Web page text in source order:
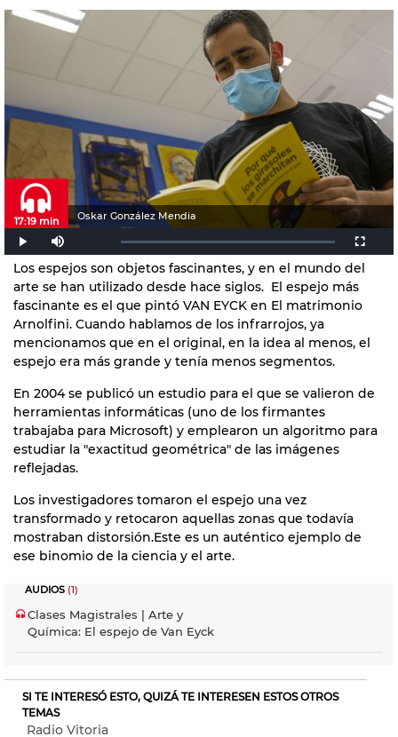
Oskar González Mendia
17:19 min
Los espejos son objetos fascinantes, y en el mundo del
arte se han utilizado desde hace siglos. El espejo más
fascinante es el que pintó VAN EYCK en El matrimonio
Arnolfini. Cuando hablamos de los infrarrojos, ya
mencionamos que en el original, en la idea al menos, el
espejo era más grande y tenía menos segmentos.
En 2004 se publicó un estudio para el que se valieron de
herramientas informáticas (uno de los firmantes
trabajaba para Microsoft) y emplearon un algoritmo para
estudiar la "exactitud geométrica" de las imágenes
reflejadas.
Los investigadores tomaron el espejo una vez
transformado y retocaron aquellas zonas que todavía
mostraban distorsión.Este es un auténtico ejemplo de
ese binomio de la ciencia y el arte.
AUDIOS (1)
Clases Magistrales | Arte y
Química: El espejo de Van Eyck
SI TE INTERESÓ ESTO, QUIZÁ TE INTERESEN ESTOS OTROS
TEMAS
Radio Vitoria